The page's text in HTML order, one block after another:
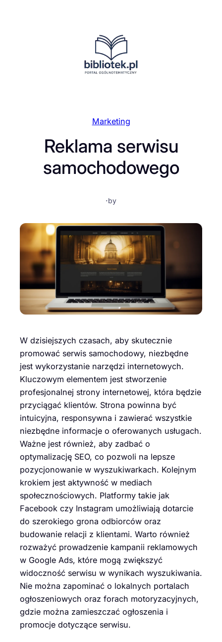
Marketing
Reklama serwisu
samochodowego
·by
W dzisiejszych czasach, aby skutecznie
promować serwis samochodowy, niezbędne
jest wykorzystanie narzędzi internetowych.
Kluczowym elementem jest stworzenie
profesjonalnej strony internetowej, która będzie
przyciągać klientów. Strona powinna być
intuicyjna, responsywna i zawierać wszystkie
niezbędne informacje o oferowanych usługach.
Ważne jest również, aby zadbać o
optymalizację SEO, co pozwoli na lepsze
pozycjonowanie w wyszukiwarkach. Kolejnym
krokiem jest aktywność w mediach
społecznościowych. Platformy takie jak
Facebook czy Instagram umożliwiają dotarcie
do szerokiego grona odbiorców oraz
budowanie relacji z klientami. Warto również
rozważyć prowadzenie kampanii reklamowych
w Google Ads, które mogą zwiększyć
widoczność serwisu w wynikach wyszukiwania.
Nie można zapominać o lokalnych portalach
ogłoszeniowych oraz forach motoryzacyjnych,
gdzie można zamieszczać ogłoszenia i
promocje dotyczące serwisu.